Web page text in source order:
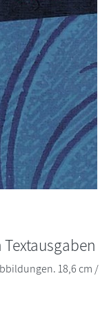
18,6 cm /